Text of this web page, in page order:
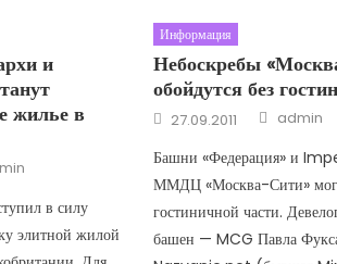
и
жилье в
в силу
элитной жилой
Информация
Небоскребы
обойдутся без
Posted on
27.09.2011 Author
admin
Башни «Федерация» и
ММДЦ «Москва-Сити»
гостиничной части.
башен — MCG Павла